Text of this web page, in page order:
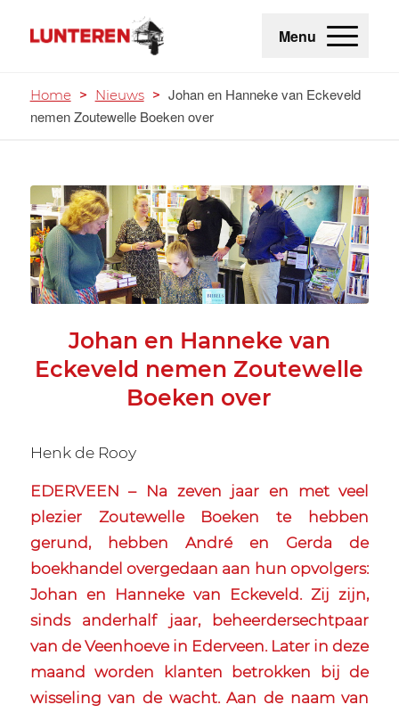
Menu
Home > Nieuws > Johan en Hanneke van Eckeveld
nemen Zoutewelle Boeken over
Johan en Hanneke van
Eckeveld nemen Zoutewelle
Boeken over
Henk de Rooy
EDERVEEN – Na zeven jaar en met veel
plezier Zoutewelle Boeken te hebben
gerund, hebben André en Gerda de
boekhandel overgedaan aan hun opvolgers:
Johan en Hanneke van Eckeveld. Zij zijn,
sinds anderhalf jaar, beheerdersechtpaar
van de Veenhoeve in Ederveen. Later in deze
maand worden klanten betrokken bij de
wisseling van de wacht. Aan de naam van